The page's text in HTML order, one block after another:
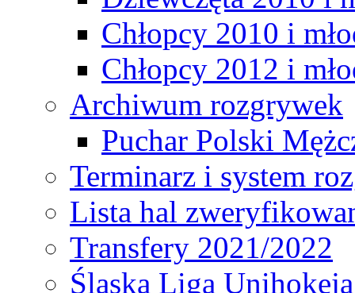
Chłopcy 2010 i
Chłopcy 2012 i
Archiwum rozgrywek
Puchar Polski
Terminarz i system
Lista hal
Transfery 2021/2022
Śląska Liga Unihokeja